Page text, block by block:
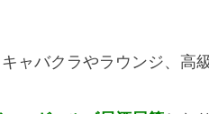
ャバクラやラウンジ、高